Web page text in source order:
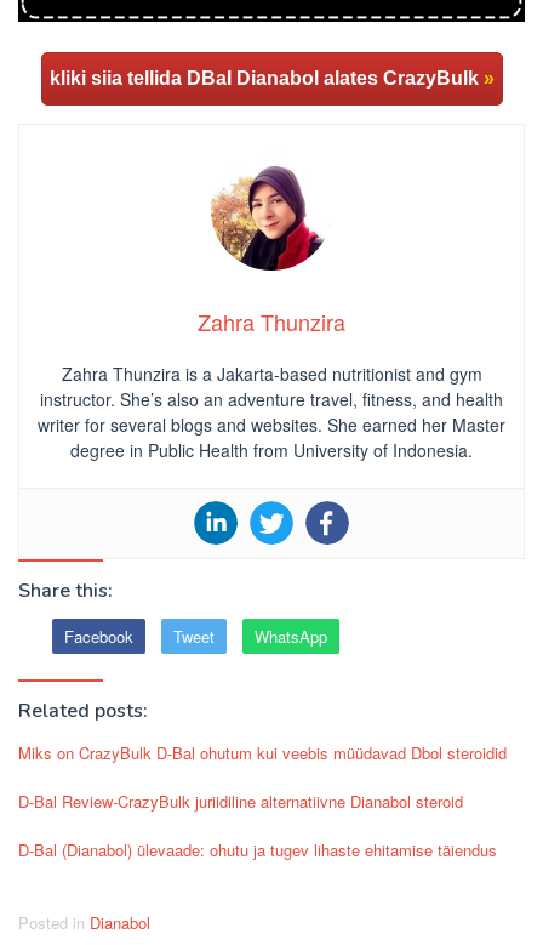
kliki siia tellida DBaI Dianabol alates CrazyBulk »
Zahra Thunzira
Zahra Thunzira is a Jakarta-based nutritionist and gym
instructor. She’s also an adventure travel, fitness, and health
writer for several blogs and websites. She earned her Master
degree in Public Health from University of Indonesia.
Share this:
Facebook Tweet WhatsApp
Related posts:
Miks on CrazyBulk D-Bal ohutum kui veebis müüdavad Dbol steroidid
D-Bal Review-CrazyBulk juriidiline alternatiivne Dianabol steroid
D-Bal (Dianabol) ülevaade: ohutu ja tugev lihaste ehitamise täiendus
Posted in Dianabol